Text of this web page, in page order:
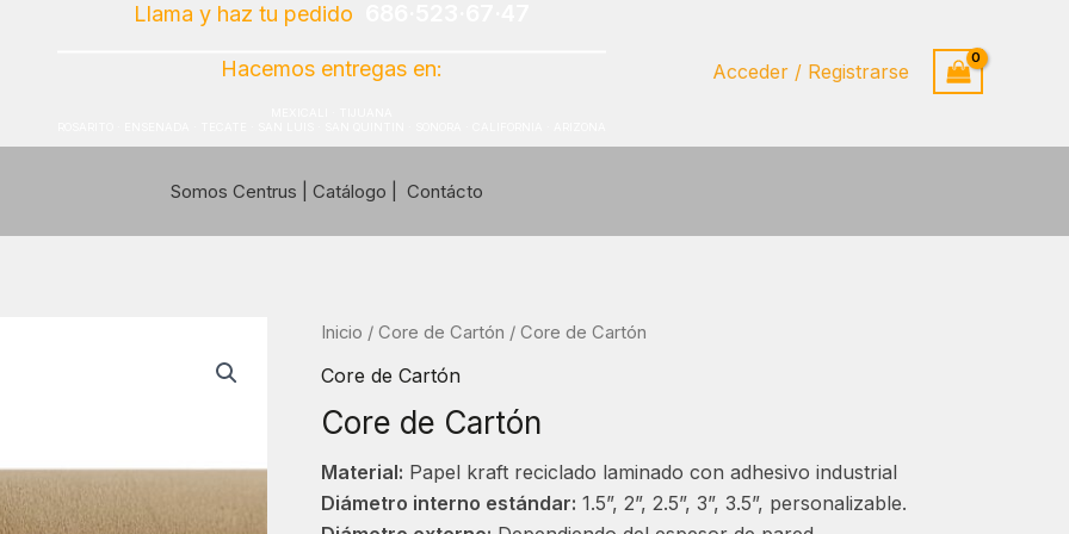
Llama y haz tu pedido
Hacemos entregas en: Acceder / Registrarse
Somos Centrus Catálogo Contácto
Inicio /Core de Cartón / Core de Cartón
Core de Cartón
Core de Cartón
Material: Papel kraft reciclado laminado con adhesivo industrial
Diámetro interno estándar: 1.5”, 2”, 2.5”, 3”, 3.5”, personalizable.